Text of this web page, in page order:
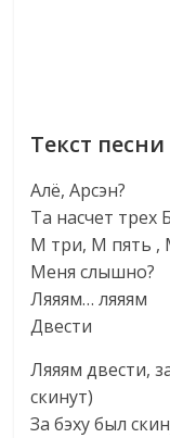
Текст
Алё, Арсэн?
Та насчет
M три, M пять ,
Меня слышно?
Ляяям… ляяям
Двести
Ляяям двести,
скинут)
За бэху был